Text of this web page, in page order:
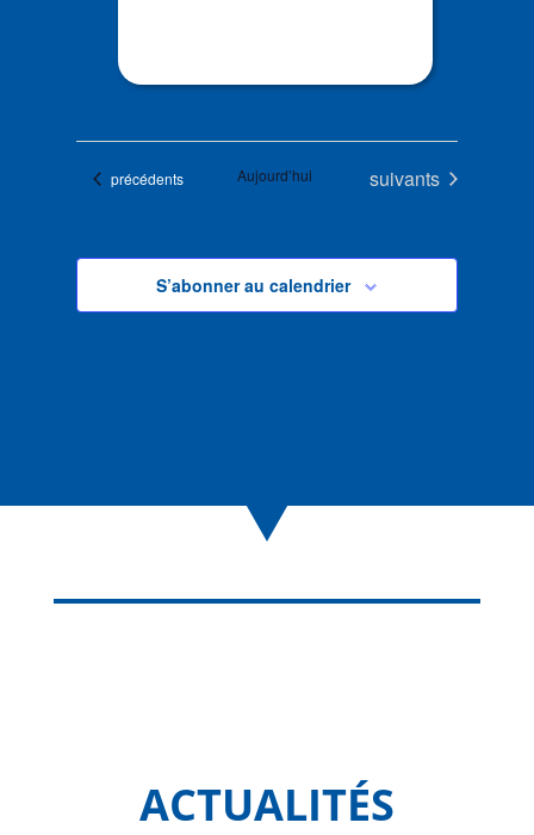
Évènements
précédents Aujourd’hui Évènements
suivants
S’abonner au calendrier
ACTUALITÉS